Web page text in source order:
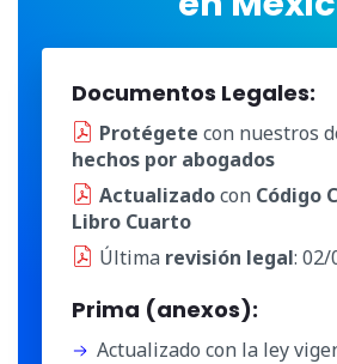
Documentos Legales:
Protégete con nuestros
hechos por abogados
Actualizadocon Código
Libro Cuarto
Última revisión legal: 02/
Prima (anexos):
Actualizado con la ley